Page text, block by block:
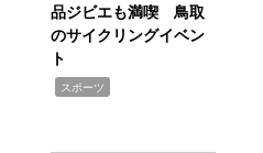
品ジビエも満喫 鳥取
のサイクリングイベン
ト
スポーツ